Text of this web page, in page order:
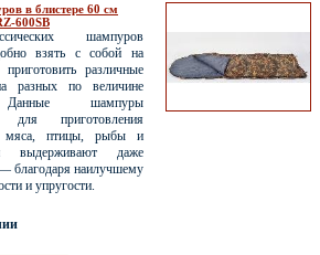
в блистере 60 см
600SB
шампуров
взять с собой на
различные
разных по величине
Данные шампуры
для приготовления
мяса, птицы, рыбы и
выдерживают даже
благодаря наилучшему
и упругости.